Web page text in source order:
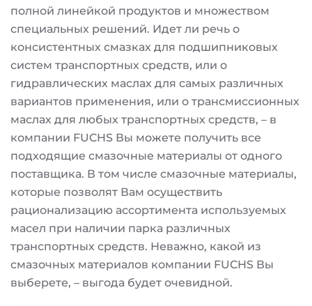
полной линейкой продуктов и множеством
специальных решений. Идет ли речь о
консистентных смазках для подшипниковых
систем транспортных средств, или о
гидравлических маслах для самых различных
вариантов применения, или о трансмиссионных
маслах для любых транспортных средств, – в
компании FUCHS Вы можете получить все
подходящие смазочные материалы от одного
поставщика. В том числе смазочные материалы,
которые позволят Вам осуществить
рационализацию ассортимента используемых
масел при наличии парка различных
транспортных средств. Неважно, какой из
смазочных материалов компании FUCHS Вы
выберете, – выгода будет очевидной.